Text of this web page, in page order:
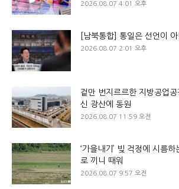
2026.08.07 4:01 오후
[남북통합] 통일은 선언이
2026.08.07 2:01 오후
겉만 번지르르한 지방공업
신 광산에 동원
2026.08.07 11:59 오전
‘가을내기’ 빚 걱정에 시름
로 끼니 때워
2026.08.07 9:57 오전